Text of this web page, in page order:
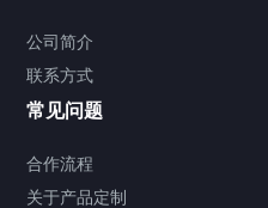
公司简介
联系方式
常见问题
合作流程
关于产品定制